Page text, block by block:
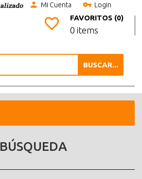
Mi Cuenta Login
FAVORITOS (0)
0 items
BUSCAR...
BÚSQUEDA